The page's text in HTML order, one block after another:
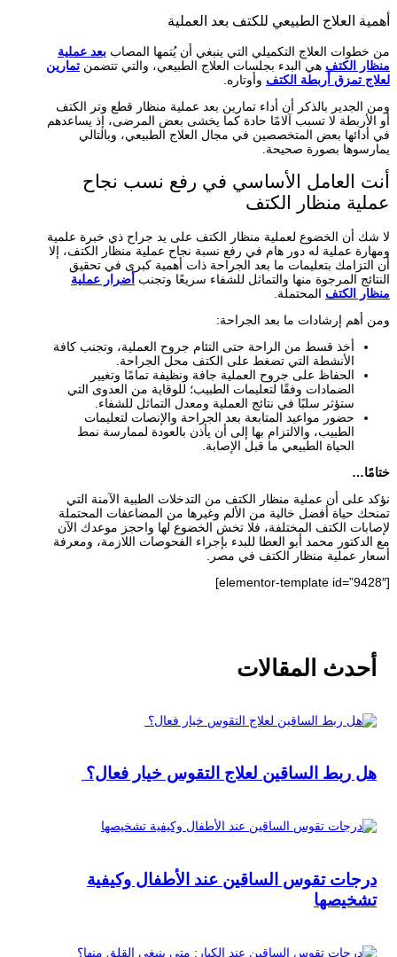
أحدث المقالات
هل ربط الساقين لعلاج التقوس خيار فعال؟
درجات تقوس الساقين عند الأطفال وكيفية
تشخيصها
أهمية العلاج الطبيعي للكتف بعد العملية
من خطوات العلاج التكميلي التي ينبغي أن يُتمها المصاب بعد عملية
منظار الكتف هي البدء بجلسات العلاج الطبيعي، والتي تتضمن تمارين
لعلاج تمزق أربطة الكتف وأوتاره.
ومن الجدير بالذكر أن أداء تمارين بعد عملية منظار قطع وتر الكتف
أو الأربطة لا تسبب آلامًا حادة كما يخشى بعض المرضى، إذ يساعدهم
في أدائها بعض المتخصصين في مجال العلاج الطبيعي، وبالتالي
يمارسوها بصورة صحيحة.
أنت العامل الأساسي في رفع نسب نجاح
عملية منظار الكتف
لا شك أن الخضوع لعملية منظار الكتف على يد جراح ذي خبرة علمية
ومهارة عملية له دور هام في رفع نسبة نجاح عملية منظار الكتف، إلا
أن التزامك بتعليمات ما بعد الجراحة ذات أهمية كبرى في تحقيق
النتائج المرجوة منها والتماثل للشفاء سريعًا وتجنب أضرار عملية
منظار الكتف المحتملة.
ومن أهم إرشادات ما بعد الجراحة:
أخذ قسط من الراحة حتى التئام جروح العملية، وتجنب كافة
الأنشطة التي تضغط على الكتف محل الجراحة.
الحفاظ على جروح العملية جافة ونظيفة تمامًا وتغيير
الضمادات وفقًا لتعليمات الطبيب؛ للوقاية من العدوى التي
ستؤثر سلبًا في نتائج العملية ومعدل التماثل للشفاء.
حضور مواعيد المتابعة بعد الجراحة والإنصات لتعليمات
الطبيب، والالتزام بها إلى أن يأذن بالعودة لممارسة نمط
الحياة الطبيعي ما قبل الإصابة.
ختامًا…
نؤكد على أن عملية منظار الكتف من التدخلات الطبية الآمنة التي
تمنحك حياة أفضل خالية من الألم وغيرها من المضاعفات المحتملة
لإصابات الكتف المختلفة، فلا تخش الخضوع لها واحجز موعدك الآن
مع الدكتور محمد أبو العطا للبدء بإجراء الفحوصات اللازمة، ومعرفة
أسعار عملية منظار الكتف في مصر.
[elementor-template id=”9428″]